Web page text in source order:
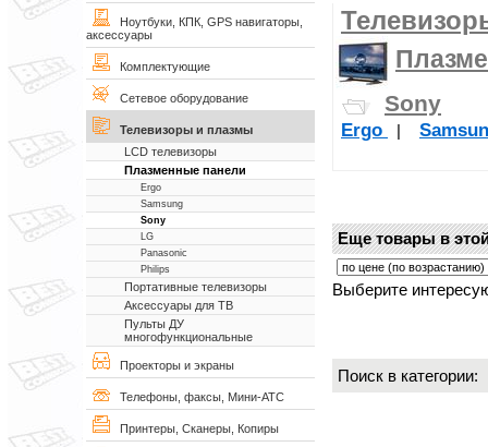
Ноутбуки, КПК, GPS навигаторы,
аксессуары
Комплектующие
Сетевое оборудование
Телевизоры и плазмы
LCD телевизоры
Плазменные панели
Ergo
Samsung
Sony
LG
Panasonic
Philips
Портативные телевизоры
Аксессуары для ТВ
Пульты ДУ
многофункциональные
Проекторы и экраны
Телефоны, факсы, Мини-АТС
Принтеры, Сканеры, Копиры
Sony
Ergo |
Еще товары в
Выберите
Поиск в